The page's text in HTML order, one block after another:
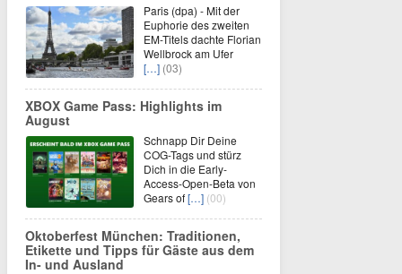
Paris (dpa) - Mit der
Euphorie des zweiten
EM-Titels dachte Florian
Wellbrock am Ufer
[…] (03)
XBOX Game Pass: Highlights im
August
Schnapp Dir Deine
COG-Tags und stürz
Dich in die Early-
Access-Open-Beta von
Gears of[…] (00)
Oktoberfest München: Traditionen,
Etikette und Tipps für Gäste aus dem
In- und Ausland